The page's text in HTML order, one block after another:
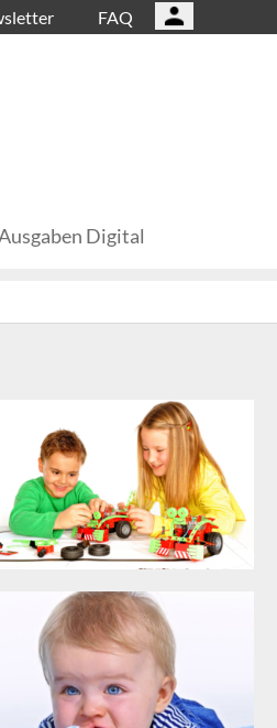
FAQ
Digital